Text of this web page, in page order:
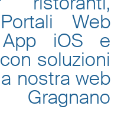
Web
App iOS e
soluzioni
nostra web